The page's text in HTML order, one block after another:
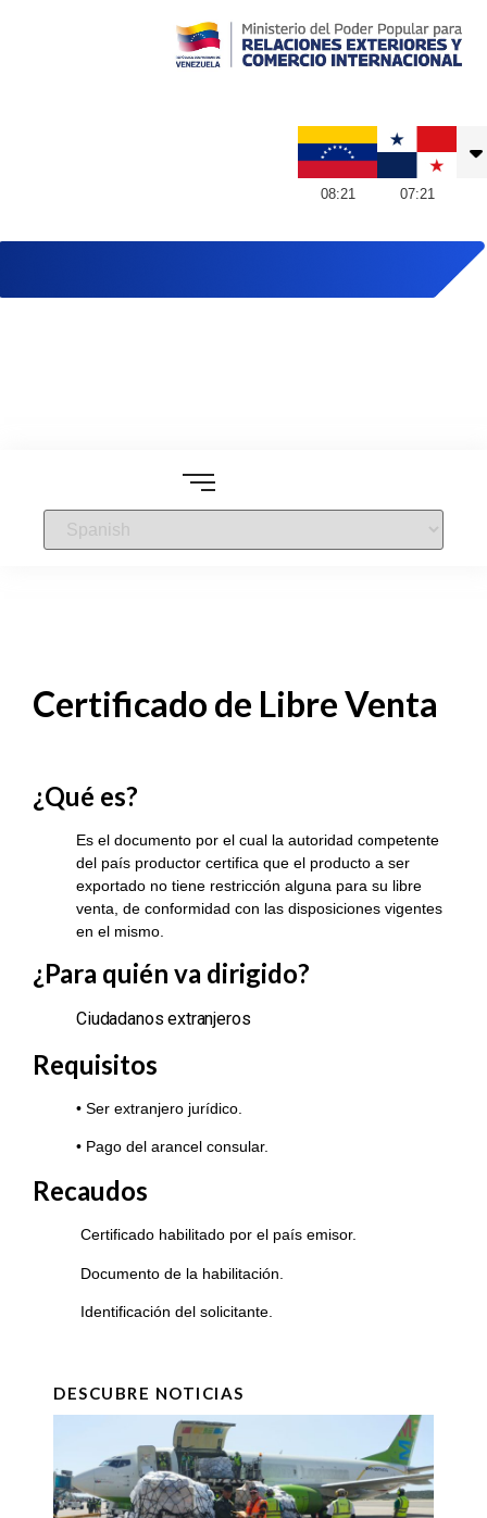
08:21 07:21
Certificado de Libre Venta
¿Qué es?
Es el documento por el cual la autoridad competente
del país productor certifica que el producto a ser
exportado no tiene restricción alguna para su libre
venta, de conformidad con las disposiciones vigentes
en el mismo.
¿Para quién va dirigido?
Ciudadanos extranjeros
Requisitos
• Ser extranjero jurídico.
• Pago del arancel consular.
Recaudos
Certificado habilitado por el país emisor.
Documento de la habilitación.
Identificación del solicitante.
DESCUBRE NOTICIAS